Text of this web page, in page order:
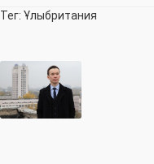
Тег: Ұлыбритания